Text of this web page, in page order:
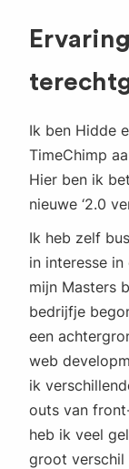
Ik ben Hidde
TimeChimp
Hier ben ik
nieuwe ‘2.0
Ik heb zelf
in interesse
mijn Masters
bedrijfje
een
web
ik
outs van
heb ik veel
groot verschil